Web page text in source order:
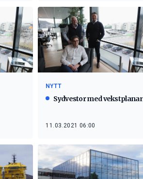
NYTT
Sydvestor med vekstplanar
11.03.2021 06:00